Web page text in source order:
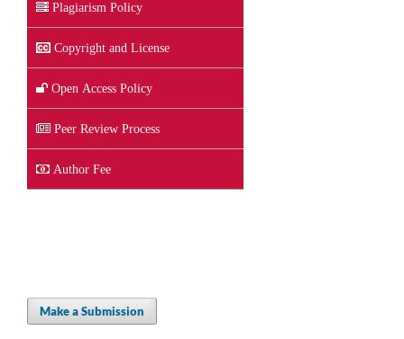
Plagiarism Policy
Copyright and License
Open Access Policy
Peer Review Process
Author Fee
Make a Submission